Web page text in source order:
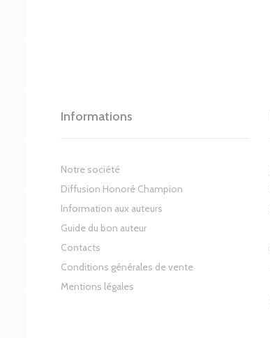
Informations
Notre société
Diffusion Honoré Champion
Information aux auteurs
Guide du bon auteur
Contacts
Conditions générales de vente
Mentions légales